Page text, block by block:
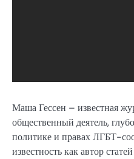
Маша Гессен – известная
общественный деятель,
политике и правах ЛГБТ-
известность как автор